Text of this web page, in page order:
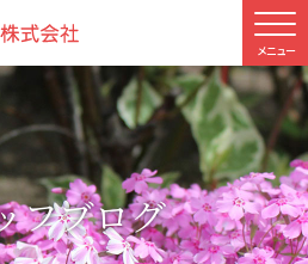
フブログ